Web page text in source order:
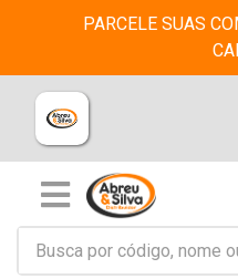
PARCELE SUAS